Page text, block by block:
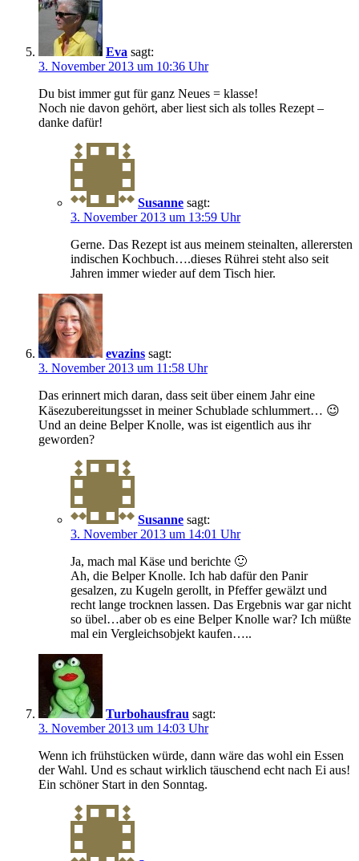
Eva sagt:
3. November 2013 um 10:36 Uhr
Du bist immer gut für ganz Neues = klasse!
Noch nie davon gehört, aber liest sich als tolles Rezept –
danke dafür!
Susanne sagt:
3. November 2013 um 13:59 Uhr
Gerne. Das Rezept ist aus meinem steinalten, allerersten
indischen Kochbuch….dieses Rührei steht also seit
Jahren immer wieder auf dem Tisch hier.
evazins sagt:
3. November 2013 um 11:58 Uhr
Das erinnert mich daran, dass seit über einem Jahr eine
Käsezubereitungsset in meiner Schublade schlummert… 😉
Und an deine Belper Knolle, was ist eigentlich aus ihr
geworden?
Susanne sagt:
3. November 2013 um 14:01 Uhr
Ja, mach mal Käse und berichte 🙂
Ah, die Belper Knolle. Ich hab dafür den Panir
gesalzen, zu Kugeln gerollt, in Pfeffer gewälzt und
recht lange trocknen lassen. Das Ergebnis war gar nicht
so übel…aber ob es eine Belper Knolle war? Ich müßte
mal ein Vergleichsobjekt kaufen…..
Turbohausfrau sagt:
3. November 2013 um 14:03 Uhr
Wenn ich frühstücken würde, dann wäre das wohl ein Essen
der Wahl. Und es schaut wirklich täuschend echt nach Ei aus!
Ein schöner Start in den Sonntag.